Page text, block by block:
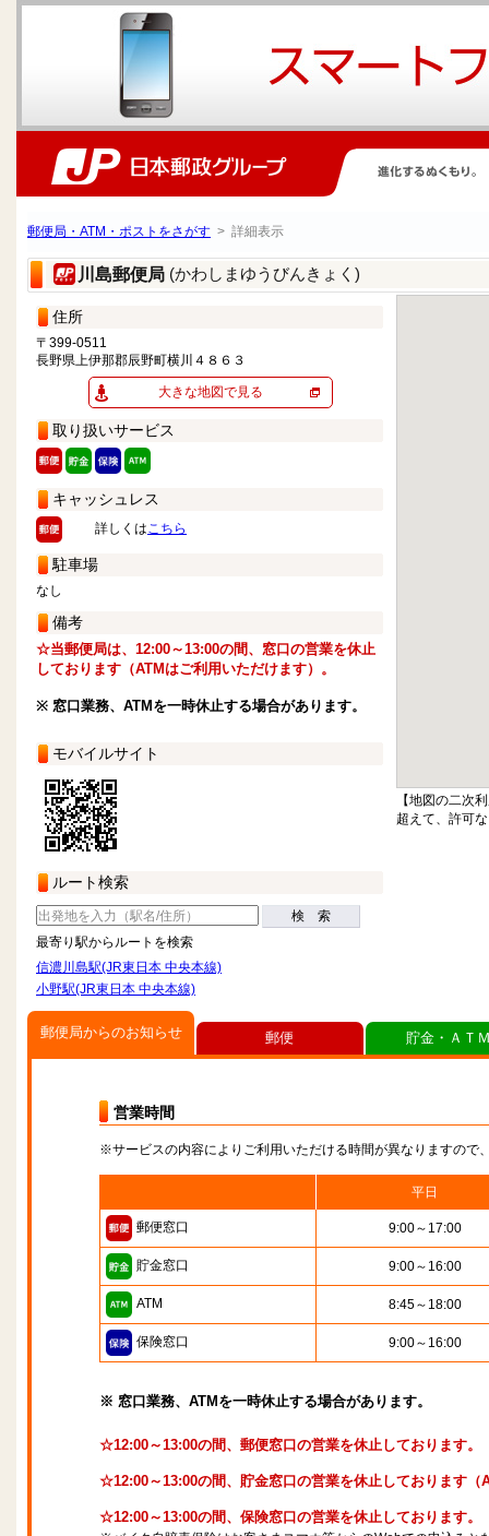
郵便局・ATM・ポストをさがす > 詳細表示
川島郵便局 (かわしまゆうびんきょく)
住所
〒399-0511
長野県上伊那郡辰野町横川４８６３
大きな地図で見る
取り扱いサービス
キャッシュレス
詳しくはこちら
駐車場
なし
備考
☆当郵便局は、12:00～13:00の間、窓口の営業を休止
しております（ATMはご利用いただけます）。
※ 窓口業務、ATMを一時休止する場合があります。
モバイルサイト
ルート検索
検 索
最寄り駅からルートを検索
信濃川島駅(JR東日本 中央本線)
小野駅(JR東日本 中央本線)
【地図の二次
超えて、許可
郵便局からのお知らせ
営業時間
※サービスの内容によりご利用いただける時間が異なりますので
平日
郵便窓口 9:00～17:00
貯金窓口 9:00～16:00
ATM 8:45～18:00
保険窓口 9:00～16:00
※ 窓口業務、ATMを一時休止する場合があります。
☆12:00～13:00の間、郵便窓口の営業を休止しております。
☆12:00～13:00の間、貯金窓口の営業を休止しております（
☆12:00～13:00の間、保険窓口の営業を休止しております。
郵便 貯金・ＡＴ